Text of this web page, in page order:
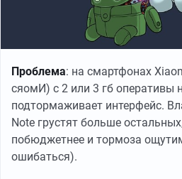
Проблема: на смартфонах
сяомИ) с 2 или 3 гб оперативы
подтормаживает интерфейс.
Note грустят больше
побюджетнее и тормоза
ошибаться).